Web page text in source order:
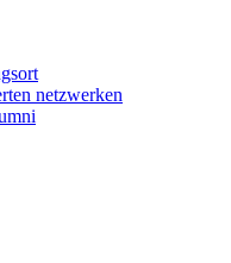
netzwerken